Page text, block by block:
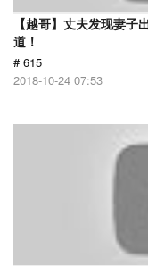
【越哥】丈夫发现妻
道！
# 615
2018-10-24 07:53